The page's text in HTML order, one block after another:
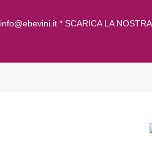
info@ebevini.it * SCARICA LA NOSTRA